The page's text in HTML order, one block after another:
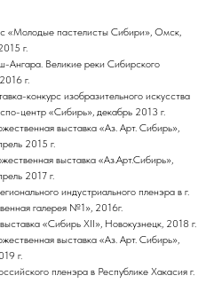
«Молодые пастелисты Сибири», Омск,
г.
Ангара. Великие реки Сибирского
г.
конкурс изобразительного искусства
центр «Сибирь», декабрь 2013 г.
выставка «Аз. Арт. Сибирь»,
2015 г.
выставка «Аз.Арт.Сибирь»,
2017 г.
индустриального пленэра в г.
галерея №1», 2016г.
«Сибирь ХII», Новокузнецк, 2018 г.
выставка «Аз. Арт. Сибирь»,
г.
пленэра в Республике Хакасия г.